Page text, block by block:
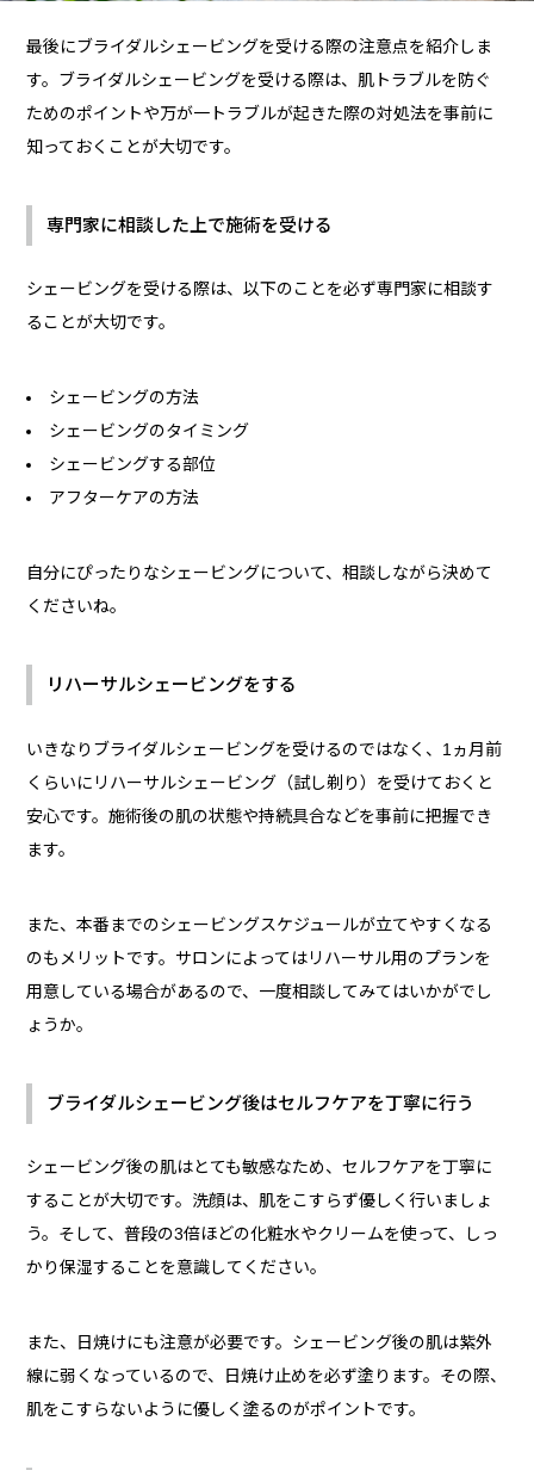
最後にブライダルシェービングを受ける際の注意点を紹介しま
す。ブライダルシェービングを受ける際は、肌トラブルを防ぐ
ためのポイントや万が一トラブルが起きた際の対処法を事前に
知っておくことが大切です。
専門家に相談した上で施術を受ける
シェービングを受ける際は、以下のことを必ず専門家に相談す
ることが大切です。
シェービングの方法
シェービングのタイミング
シェービングする部位
アフターケアの方法
自分にぴったりなシェービングについて、相談しながら決めて
くださいね。
リハーサルシェービングをする
いきなりブライダルシェービングを受けるのではなく、1ヵ月前
くらいにリハーサルシェービング（試し剃り）を受けておくと
安心です。施術後の肌の状態や持続具合などを事前に把握でき
ます。
また、本番までのシェービングスケジュールが立てやすくなる
のもメリットです。サロンによってはリハーサル用のプランを
用意している場合があるので、一度相談してみてはいかがでし
ょうか。
ブライダルシェービング後はセルフケアを丁寧に行う
シェービング後の肌はとても敏感なため、セルフケアを丁寧に
することが大切です。洗顔は、肌をこすらず優しく行いましょ
う。そして、普段の3倍ほどの化粧水やクリームを使って、しっ
かり保湿することを意識してください。
また、日焼けにも注意が必要です。シェービング後の肌は紫外
線に弱くなっているので、日焼け止めを必ず塗ります。その際、
肌をこすらないように優しく塗るのがポイントです。